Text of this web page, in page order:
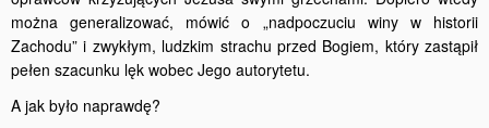
można generalizować, mówić o „nadpoczuciu winy w historii
Zachodu” i zwykłym, ludzkim strachu przed Bogiem, który zastąpił
pełen szacunku lęk wobec Jego autorytetu.
A jak było naprawdę?